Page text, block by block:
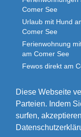
Diese Webseite
Parteien. Indem
surfen,
Comer See
Urlaub mit Hund
Comer See
Ferienwohnung
am Comer See
Fewos direkt am
Unterkunft Comer